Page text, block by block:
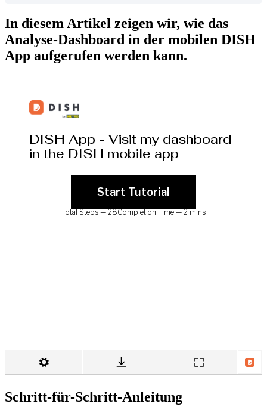
In diesem Artikel zeigen wir, wie das
Analyse-Dashboard in der mobilen DISH
App aufgerufen werden kann.
Schritt-für-Schritt-Anleitung